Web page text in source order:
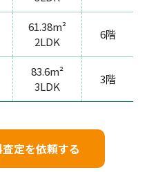
61.38m²
2LDK
6階
83.6m²
3LDK
3階
定を依頼する